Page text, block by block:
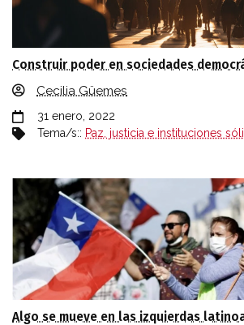
Construir poder en sociedades
Cecilia Güemes
31 enero, 2022
Tema/s:: Paz, justicia e instituciones
Algo se mueve en las izquierdas